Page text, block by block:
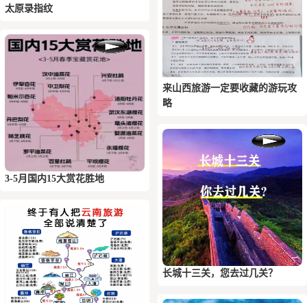
太原录指纹
3-5月国内15大赏花胜地
来山西旅游一定要收藏的游玩攻
略
长城十三关，您去过几关？